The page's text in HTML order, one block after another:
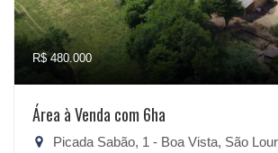
R$ 480.000
Área à Venda com 6ha
Picada Sabão, 1 - Boa Vista, São